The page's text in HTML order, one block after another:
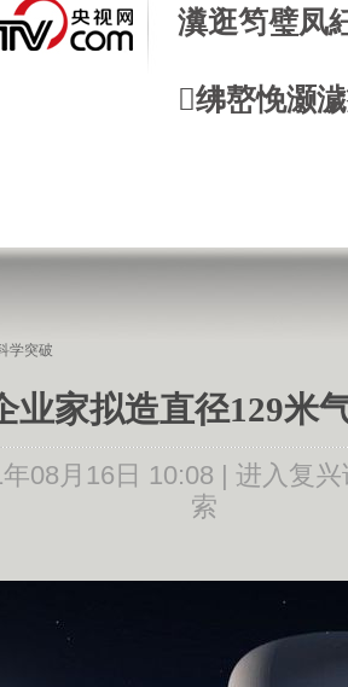
瀵逛笉璧凤
绋嶅悗灏
学突破
业家拟造直径129米
08月16日 10:08 | 进入复兴
索